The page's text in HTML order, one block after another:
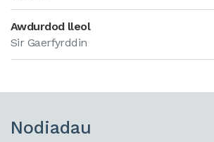
Awdurdod lleol
Sir Gaerfyrddin
Nodiadau